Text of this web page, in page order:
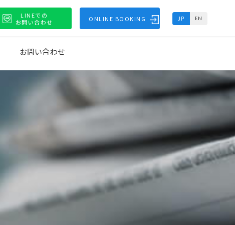
LINEでの
お問い合わせ
ONLINE BOOKING JP EN
お問い合わせ